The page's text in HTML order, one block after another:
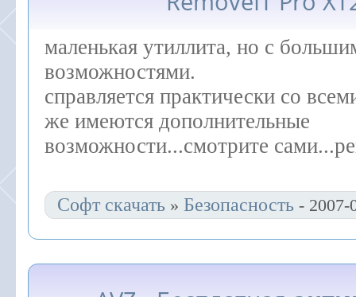
маленькая утиллита, но с
возможностями.
справляется практически со
же имеются дополнительные
возможности...смотрите
Софт скачать » Безопасность - 2007-